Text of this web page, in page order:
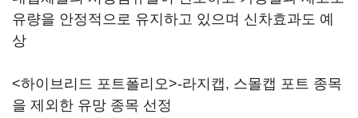
유량을 안정적으로 유지하고 있으며 신차효과도 예
상
<하이브리드 포트폴리오>-라지캡, 스몰캡 포트 종목
을 제외한 유망 종목 선정